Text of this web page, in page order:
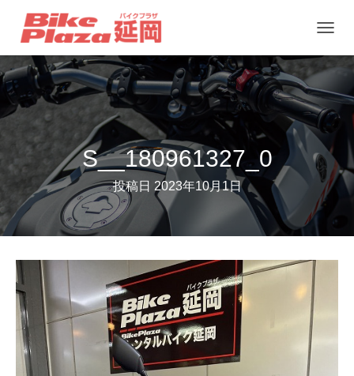
ビ
ー
シ
ョ
ン
を
り
S__180961327_0
投稿日 2023年10月1日